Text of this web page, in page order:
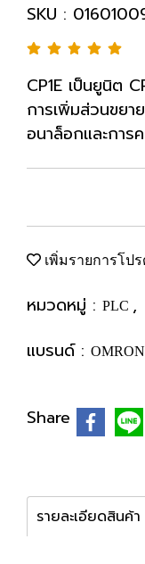
SKU :
CP1E เป็นยูนิต
การเพิ่มส่วนขย
อนาล็อกและกา
เพิ่มรายการโป
หมวดหมู่ : PLC ,
แบรนด์ : OMRON
Share
รายละเอียดสินค้า